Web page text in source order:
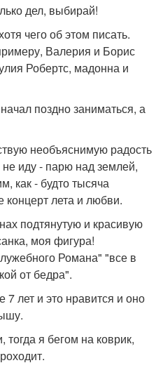
дел, выбирай!
чего об этом писать.
Валерия и Борис
Робертс, мадонна и
поздно заниматься, а
необъяснимую радость
иду - парю над землей,
как - будто тысяча
лета и любви.
подтянутую и красивую
моя фигура!
Романа" "все в
от бедра".
лет и это нравится и оно
я бегом на коврик,